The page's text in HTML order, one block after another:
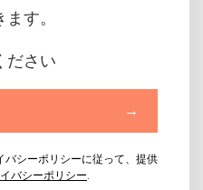
す。
ださい
→
バシーポリシーに従って、提供
バシーポリシー.